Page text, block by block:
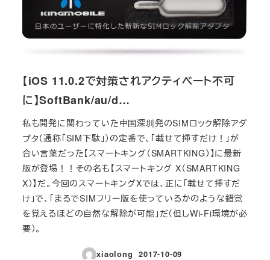
【iOS 11.0.2で対策されアクティベート不可
に】SoftBank/au/d…
私も開発に関わっていた中国深圳発のSIMロック解除アダ
プタ（通称「SIM下駄」）の定番で、「載せて挿すだけ！」が
合い言葉だった【スマートキング（SMARTKING）】に最新
版が登場！！その名も【スマートキング X（SMARTKING
X）】だ。今回のスマートキングXでは、正に「載せて挿すだ
け」で、「まるでSIMフリー版を使っているかのような錯覚
を覚えるほどの自然な解除が可能」だ（但しWi-Fi環境が必
要）。
xiaolong 2017-10-09